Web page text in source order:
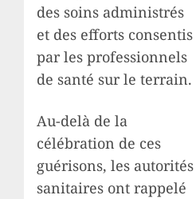
des soins administrés
et des efforts consentis
par les professionnels
de santé sur le terrain.
Au-delà de la
célébration de ces
guérisons, les autorités
sanitaires ont rappelé